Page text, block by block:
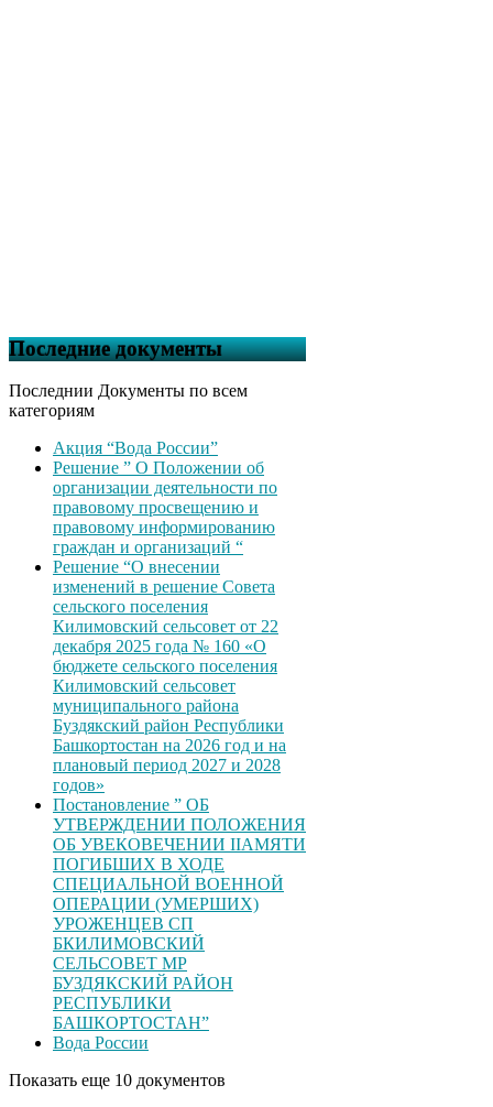
Последние документы
Последнии Документы по всем
категориям
Акция “Вода России”
Решение ” О Положении об
организации деятельности по
правовому просвещению и
правовому информированию
граждан и организаций “
Решение “О внесении
изменений в решение Совета
сельского поселения
Килимовский сельсовет от 22
декабря 2025 года № 160 «О
бюджете сельского поселения
Килимовский сельсовет
муниципального района
Буздякский район Республики
Башкортостан на 2026 год и на
плановый период 2027 и 2028
годов»
Постановление ” ОБ
УТВЕРЖДЕНИИ ПОЛОЖЕНИЯ
ОБ УВЕКОВЕЧЕНИИ ІІАМЯТИ
ПОГИБШИХ В ХОДЕ
СПЕЦИАЛЬНОЙ ВОЕННОЙ
ОПЕРАЦИИ (УМЕРШИХ)
УРОЖЕНЦЕВ CП
БКИЛИМОВСКИЙ
СЕЛЬСОВЕТ МР
БУЗДЯКСКИЙ РАЙОН
РЕСПУБЛИКИ
БАШКОРТОСТАН”
Вода России
Показать еще 10 документов